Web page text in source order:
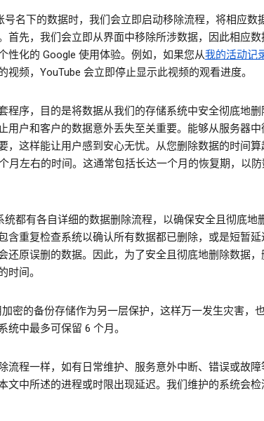
号名下的数据时，我们会立即启动移除流程，将相应数
首先，我们会立即从界面中移除所涉数据，因此相应数
性化的 Google 使用体验。例如，如果您从我的活动记
视频，YouTube 会立即停止显示此视频的观看进度。
程序，目的是将数据从我们的存储系统中安全彻底地删
用户和客户的数据意外丢失至关重要。能够从服务器中
，这样能让用户感到安心无忧。从您删除数据的时间算
月左右的时间。这通常包括长达一个月的恢复期，以
统都有各自详细的数据删除流程，以确保安全且彻底地
含重复检查系统以确认所有数据都已删除，或是短暂延
还原误删的数据。因此，为了安全且彻底地删除数据，
时间。
密的备份存储作为另一层保护，这样万一发生灾害，
统中最多可保留 6 个月。
流程一样，如有日常维护、服务意外中断、错误或故障
文中所述的进程或时限出现延迟。我们维护的系统会检